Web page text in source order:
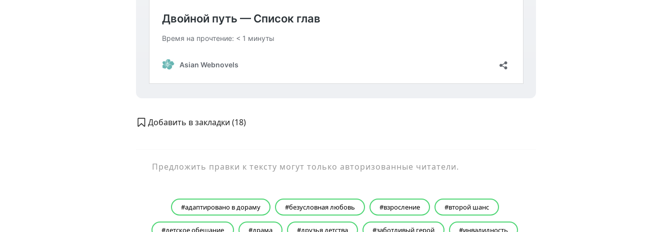
Добавить в закладки (18)
Предложить правки к тексту могут только авторизованные читатели.
адаптировано в дораму безусловная любовь взросление второй шанс
детское обещание драма друзья детства заботливый герой инвалидность